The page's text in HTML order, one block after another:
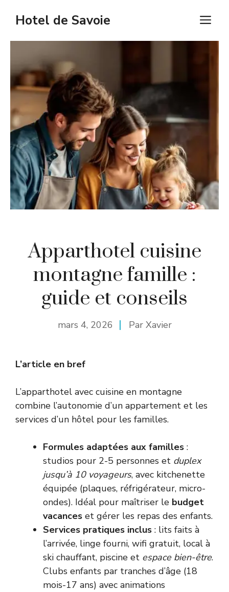
Hotel de Savoie
Apparthotel cuisine
montagne famille :
guide et conseils
mars 4, 2026 Par Xavier
L’article en bref
L’apparthotel avec cuisine en montagne
combine l’autonomie d’un appartement et les
services d’un hôtel pour les familles.
Formules adaptées aux familles :
studios pour 2-5 personnes et duplex
jusqu’à 10 voyageurs, avec kitchenette
équipée (plaques, réfrigérateur, micro-
ondes). Idéal pour maîtriser le budget
vacances et gérer les repas des enfants.
Services pratiques inclus : lits faits à
l’arrivée, linge fourni, wifi gratuit, local à
ski chauffant, piscine et espace bien-être.
Clubs enfants par tranches d’âge (18
mois-17 ans) avec animations